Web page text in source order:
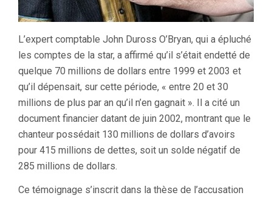
L’expert comptable John Duross O’Bryan, qui a épluché
les comptes de la star, a affirmé qu’il s’était endetté de
quelque 70 millions de dollars entre 1999 et 2003 et
qu’il dépensait, sur cette période, « entre 20 et 30
millions de plus par an qu’il n’en gagnait ». Il a cité un
document financier datant de juin 2002, montrant que le
chanteur possédait 130 millions de dollars d’avoirs
pour 415 millions de dettes, soit un solde négatif de
285 millions de dollars.
Ce témoignage s’inscrit dans la thèse de l’accusation